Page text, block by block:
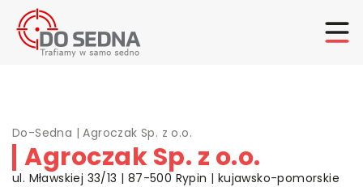
Do-Sedna |Agroczak Sp. z o.o.
Agroczak Sp. z o.o.
ul. Mławskiej 33/13 | 87-500 Rypin | kujawsko-pomorskie